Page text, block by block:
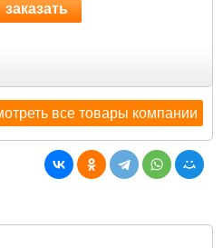
заказать
все товары компании